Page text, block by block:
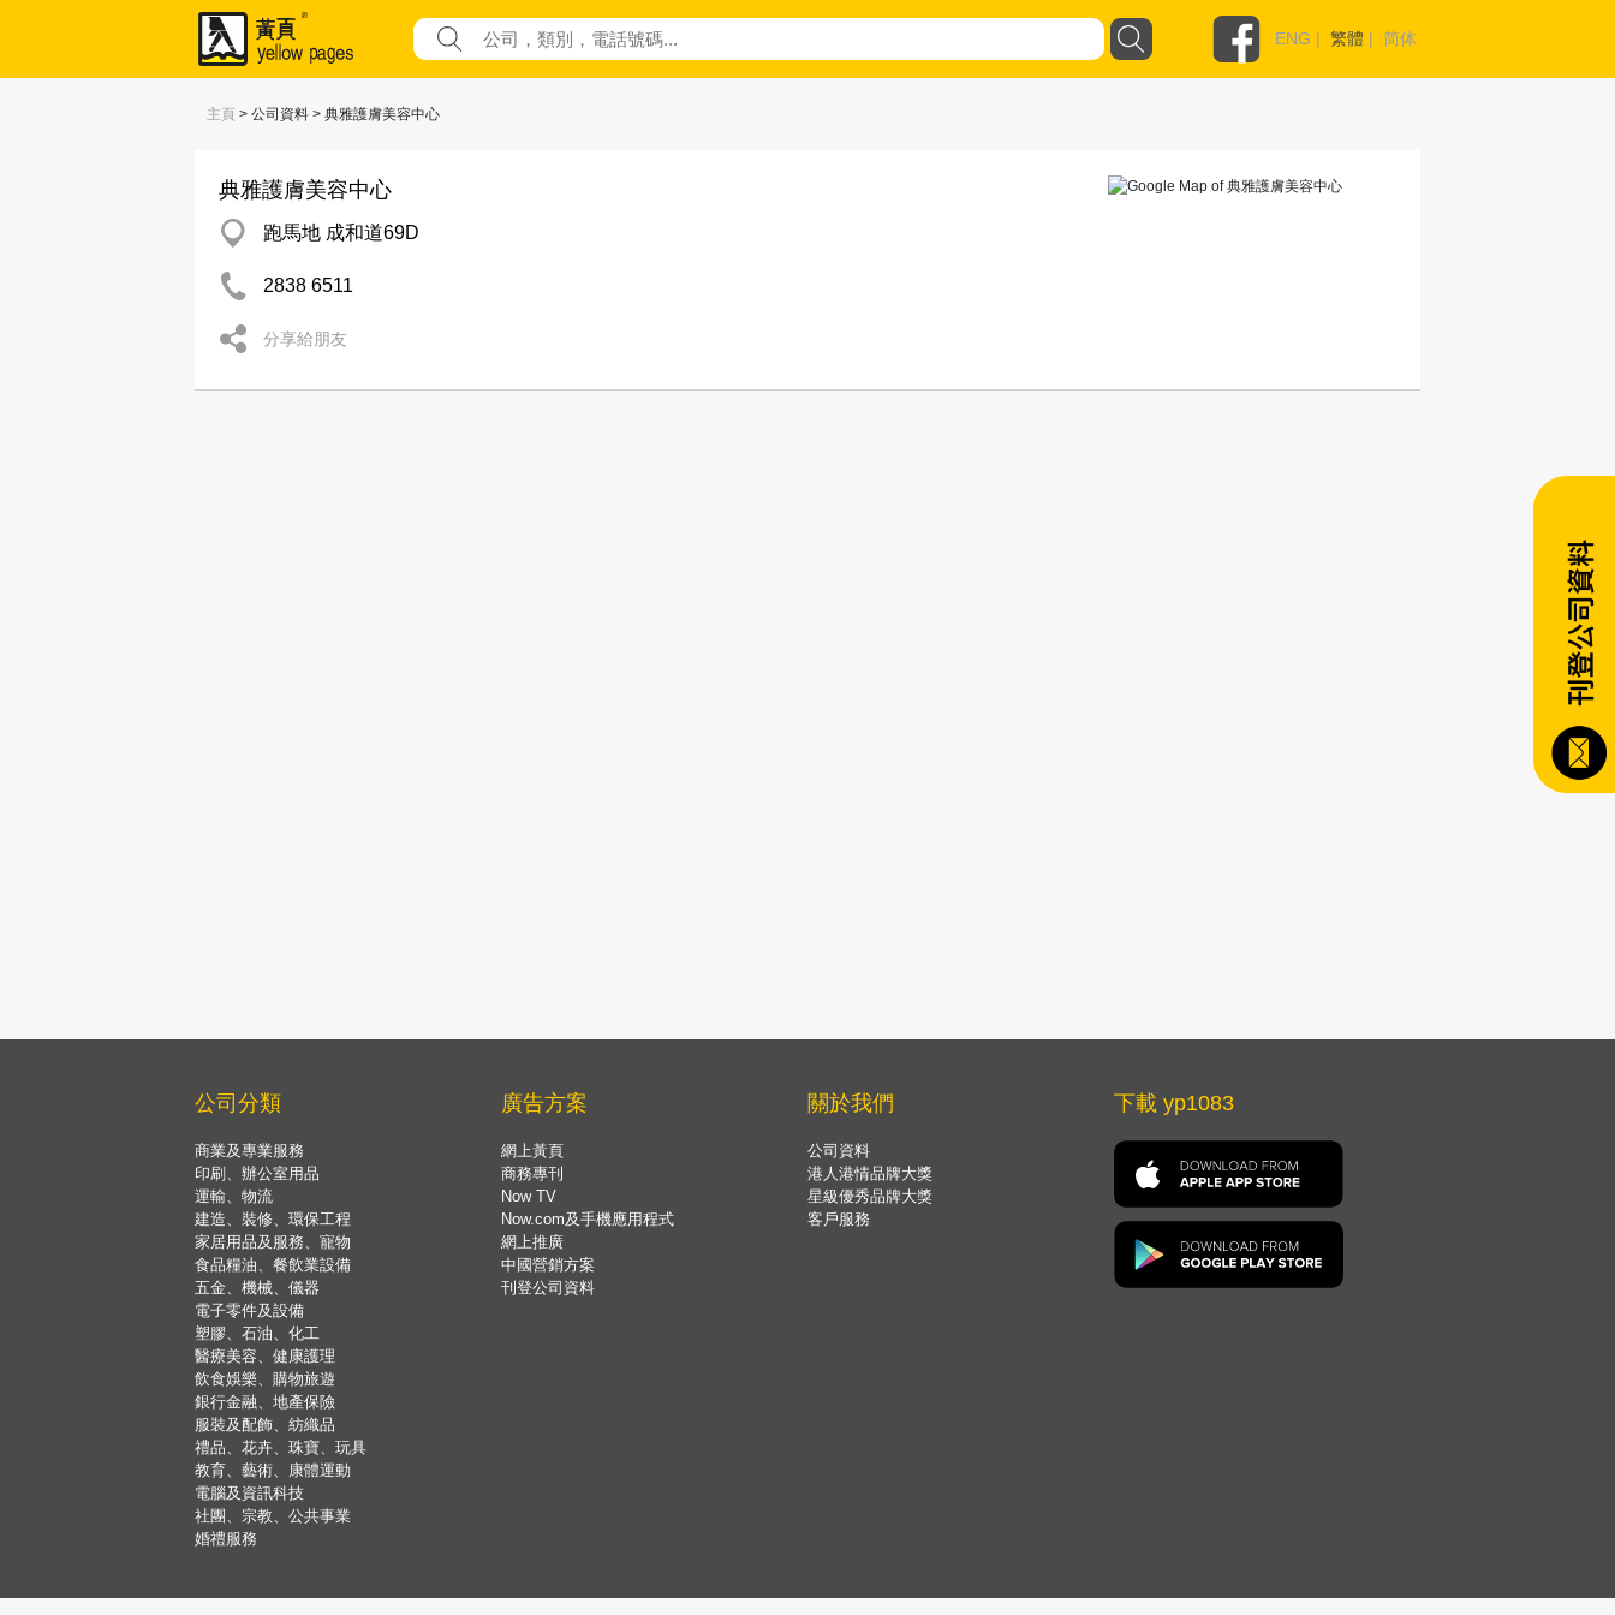
ENG | 繁體 | 简体
主頁 > 公司資料 > 典雅護膚美容中心
典雅護膚美容中心
跑馬地 成和道69D
2838 6511
分享給朋友
公司分類
商業及專業服務
印刷、辦公室用品
運輸、物流
建造、裝修、環保工程
家居用品及服務、寵物
食品糧油、餐飲業設備
五金、機械、儀器
電子零件及設備
塑膠、石油、化工
醫療美容、健康護理
飲食娛樂、購物旅遊
銀行金融、地產保險
服裝及配飾、紡織品
禮品、花卉、珠寶、玩具
教育、藝術、康體運動
電腦及資訊科技
社團、宗教、公共事業
婚禮服務
廣告方案
網上黃頁
商務專刊
Now TV
Now.com及手機應用程式
網上推廣
中國營銷方案
刊登公司資料
關於我們
公司資料
港人港情品牌大獎
星級優秀品牌大獎
客戶服務
下載 yp1083